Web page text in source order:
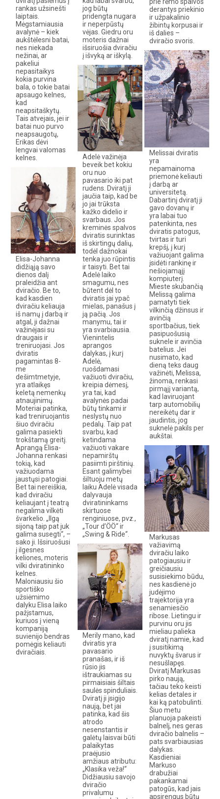
rankas užsinešti
laiptais.
Mėgstamiausia
avalynė – kiek
aukštėlesni batai,
nes niekada
nežinai, ar
pakeliui
nepasitaikys
kokia purvina
bala, o tokie batai
apsaugo kelnes,
kad
neapsitaškytų.
Tais atvejais, jei ir
batai nuo purvo
neapsaugotų,
Erikas dėvi
lengvai valomas
kelnes.
jog būtų
pridengta nugara
ir neperpūstų
vėjas. Giedru oru
moteris dažnai
išsiruošia dviračiu
į išvyką ar iškylą.
derantys priekinio
ir užpakalinio
žibintų korpusai ir
iš dalies –
dviračio svoris.
Melissai dviratis
yra
nepamainoma
priemonė keliauti
į darbą ar
universitetą.
Dabartinį dviratį ji
gavo dovanų ir
yra labai tuo
patenkinta, nes
dviratis patogus,
tvirtas ir turi
krepšį, į kurį
važiuojant galima
įsidėti rankinę ir
nešiojamąjį
kompiuterį.
Mieste skubančią
Melissą galima
pamatyti tiek
vilkinčią džinsus ir
avinčią
sportbačius, tiek
pasipuošusią
suknele ir avinčia
batelius. Jei
nusimato, kad
dieną teks daug
važinėti, Melissa,
žinoma, renkasi
pirmąjį variantą,
kad laviruojant
tarp automobilių
nereikėtų dar ir
jaudintis, jog
suknelė pakils per
aukštai.
Adelė važinėja
beveik bet kokiu
oru nuo
pavasario iki pat
rudens. Dviratį ji
jaučia taip, kad be
jo jai trūksta
kažko didelio ir
svarbaus. Jos
kreminės spalvos
dviratis surinktas
iš skirtingų dalių,
todėl dažnokai
tenka juo rūpintis
ir taisyti. Bet tai
Adelė laiko
smagumu, nes
būtent dėl to
dviratis jai ypač
mielas, panašus į
ją pačią. Jos
manymu, tai ir
yra svarbiausia.
Vienintelis
aprangos
dalykas, į kurį
Adelė,
ruošdamasi
važiuoti dviračiu,
kreipia dėmesį,
yra tai, kad
avalynės padai
būtų tinkami ir
neslystų nuo
pedalų. Taip pat
svarbu, kad
ketindama
važiuoti vakare
nepamirštų
pasiimti pirštinių.
Esant galimybei
šiltuoju metų
laiku Adelė visada
dalyvauja
dviratininkams
skirtuose
renginiuose, pvz.,
„Tour d’ÖÖ“ ir
„Swing & Ride“.
Elisa-Johanna
didžiąją savo
dienos dalį
praleidžia ant
dviračio. Be to,
kad kasdien
dviračiu keliauja
iš namų į darbą ir
atgal, ji dažnai
važinėjasi su
draugais ir
treniruojasi. Jos
dviratis
pagamintas 8-
me
dešimtmetyje,
yra atlaikęs
keletą nemenkų
atnaujinimų.
Moteriai patinka,
kad treniruojantis
šiuo dviračiu
galima pasiekti
trokštamą greitį.
Aprangą Elisa-
Johanna renkasi
tokią, kad
važiuodama
jaustųsi patogiai.
Bet tai nereiškia,
kad dviračiu
keliaujant į teatrą
negalima vilkėti
švarkelio. „Ilgą
sijoną taip pat juk
galima susegti“, –
sako ji. Išsiruošusi
į ilgesnes
keliones, moteris
vilki dviratininko
kelnes.
Maloniausiu šio
sportiško
užsiėmimo
dalyku Elisa laiko
pažįstamus,
kuriuos į vieną
kompaniją
suvienijo bendras
pomėgis keliauti
dviračiais.
Markusas
važiavimą
dviračiu laiko
patogiausiu ir
greičiausiu
susisiekimo būdu,
nes kasdienė jo
judėjimo
trajektorija yra
senamiesčio
ribose. Lietingu ir
purvinu oru jis
mieliau palieka
dviratį namie, kad
į susitikimą
nuvyktų švarus ir
nesušlapęs.
Dviratį Markusas
pirko naują,
tačiau teko keisti
kelias detales ir
kai ką patobulinti.
Šiuo metu
planuoja pakeisti
balnelį, nes geras
dviračio balnelis –
pats svarbiausias
dalykas.
Kasdieniai
Markuso
drabužiai
pakankamai
patogūs, kad jais
apsirengus būtų
Merily mano, kad
dviratis yra
pavasario
pranašas, ir iš
rūsio jis
ištraukiamas su
pirmaisiais šiltais
saulės spinduliais.
Dviratį ji įsigijo
naują, bet jai
patinka, kad šis
atrodo
nesenstantis ir
galėtų laisvai būti
palaikytas
praėjusio
amžiaus atributu:
„Klasika veža!“
Didžiausiu savojo
dviračio
privalumu